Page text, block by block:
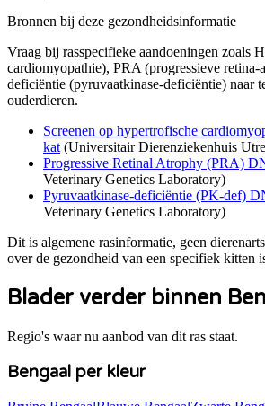
Bronnen bij deze gezondheidsinformatie
Vraag bij rasspecifieke aandoeningen zoals
cardiomyopathie), PRA (progressieve
deficiëntie (pyruvaatkinase-deficiëntie) naar
ouderdieren.
Screenen op hypertrofische
kat (Universitair Dierenziekenhuis
Progressive Retinal Atrophy (PRA)
Veterinary Genetics Laboratory)
Pyruvaatkinase-deficiëntie (PK-def)
Veterinary Genetics Laboratory)
Dit is algemene rasinformatie, geen
over de gezondheid van een specifiek kitten
Blader verder binnen
Regio's waar nu aanbod van dit ras staat.
Bengaal per kleur